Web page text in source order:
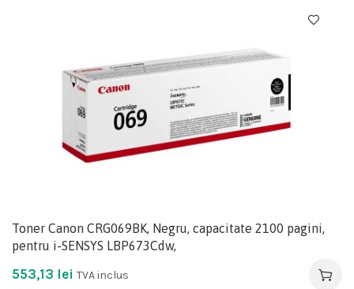
Toner Canon CRG069BK, Negru, capacitate 2100 pagini,
pentru i-SENSYS LBP673Cdw,
553,13 lei TVA inclus